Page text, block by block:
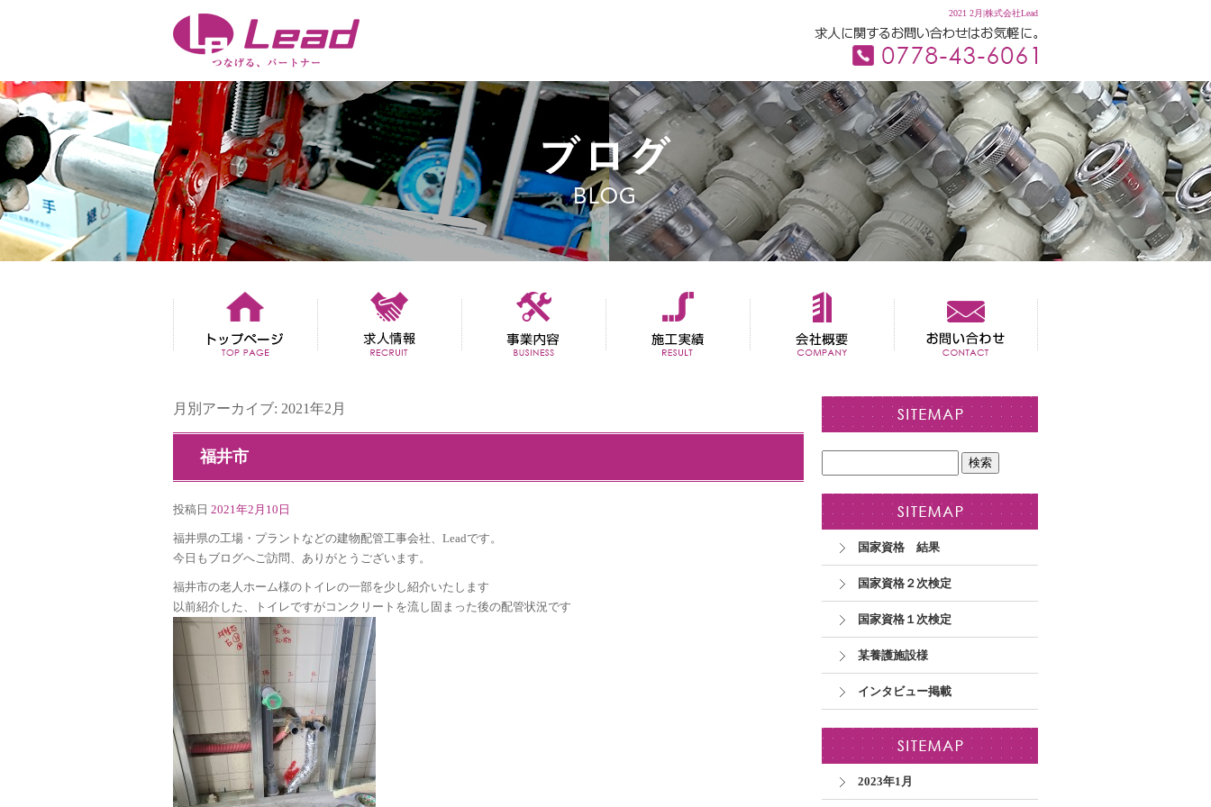
2021 2月|株式会社Lead
月別アーカイブ: 2021年2月
福井市
投稿日 2021年2月10日
福井県の工場・プラントなどの建物配管工事会社、Leadです。
今日もブログへご訪問、ありがとうございます。
福井市の老人ホーム様のトイレの一部を少し紹介いたします
以前紹介した、トイレですがコンクリートを流し固まった後の配管状況です
国家資格 結果
国家資格２次検定
国家資格１次検定
某養護施設様
インタビュー掲載
2023年1月